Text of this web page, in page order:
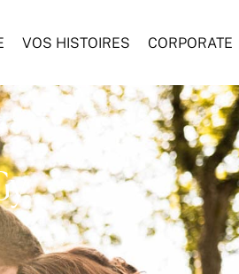
VOS HISTOIRES CORPORATE